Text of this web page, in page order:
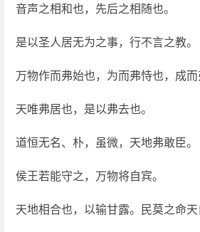
音声之相和也，先后之相随也。
是以圣人居无为之事，行不言之教。
万物作而弗始也，为而弗恃也，成而
天唯弗居也，是以弗去也。
道恒无名、朴，虽微，天地弗敢臣。
侯王若能守之，万物将自宾。
天地相合也，以输甘露。民莫之命天